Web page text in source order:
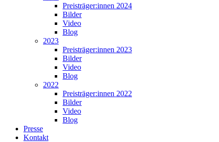
Preisträger:innen 2024
Bilder
Video
Blog
2023
Preisträger:innen 2023
Bilder
Video
Blog
2022
Preisträger:innen 2022
Bilder
Video
Blog
Presse
Kontakt